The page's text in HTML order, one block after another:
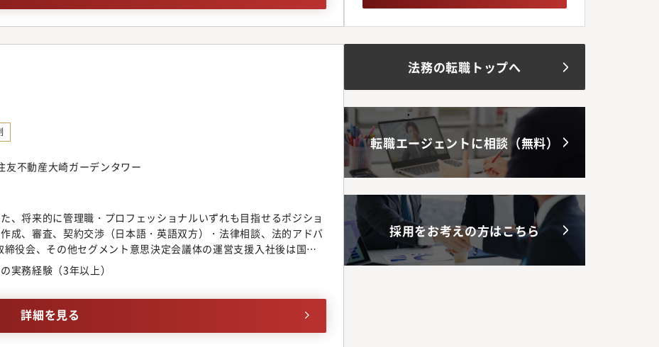
不動産大崎ガーデンタワー
、将来的に管理職・プロフェッショナルいずれも目指せるポジショ
成、審査、契約交渉（日本語・英語双方）・法律相談、法的アドバ
役会、その他セグメント意思決定会議体の運営支援入社後は国内
、海外法務やクロスボーダー案件にも携わることができます。将来
して専門性を高めるキャリアに加え、管理職として組織運営に携わ
実務経験（3年以上）
詳細を見る
法務の転職トップへ
転職エージェントに相談（無料）
採用をお考えの方はこちら